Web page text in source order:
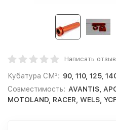
Написать отзыв
Кубатура СМ³: 90, 110, 125,
Совместимость: AVANTIS,
MOTOLAND, RACER, WELS,